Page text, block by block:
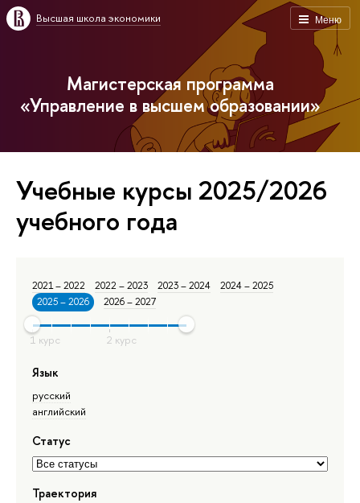
Меню
Высшая школа экономики
Магистерская программа
«Управление в высшем образовании»
Учебные курсы 2025/2026
учебного года
2021 – 2022 2022 – 2023 2023 – 2024
2024 – 2025
2025 – 2026
2026 – 2027
Язык
русский
английский
Статус
Траектория